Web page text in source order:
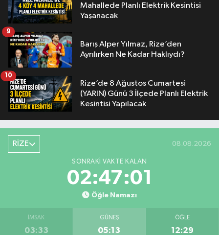
Mahallede Planlı Elektrik Kesintisi
Yaşanacak
Barış Alper Yılmaz, Rize’den
Ayrılırken Ne Kadar Haklıydı?
9
Rize’de 8 Ağustos Cumartesi
(YARIN) Günü 3 İlçede Planlı Elektrik
Kesintisi Yapılacak
10
RİZE 08.08.2026
SONRAKI VAKTE KALAN
02:47:00
Öğle Namazı
İMSAK
03:33
GÜNEŞ
05:13
ÖĞLE
12:29